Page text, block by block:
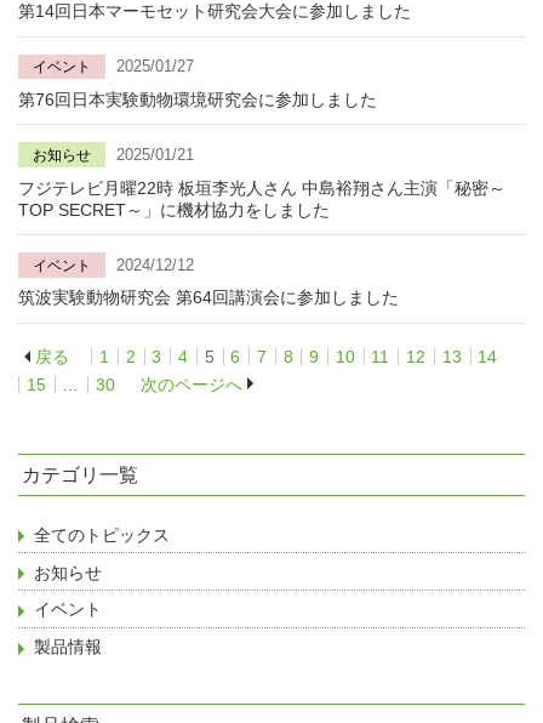
第14回日本マーモセット研究会大会に参加しました
イベント 2025/01/27
第76回日本実験動物環境研究会に参加しました
お知らせ 2025/01/21
フジテレビ月曜22時 板垣李光人さん 中島裕翔さん主演「秘密～
TOP SECRET～」に機材協力をしました
イベント 2024/12/12
筑波実験動物研究会 第64回講演会に参加しました
投
ー
ジ
り
戻る 1 2 3 4 5 6 7 8 9 10 11 12 13
14
15
30 次のページへ
カテゴリ一覧
全てのトピックス
お知らせ
イベント
製品情報